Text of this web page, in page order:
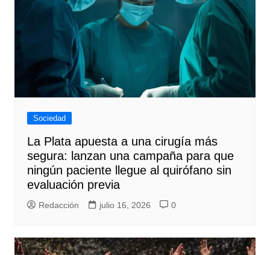
Sociedad
La Plata apuesta a una cirugía más
segura: lanzan una campaña para que
ningún paciente llegue al quirófano sin
evaluación previa
Redacción julio 16, 2026 0